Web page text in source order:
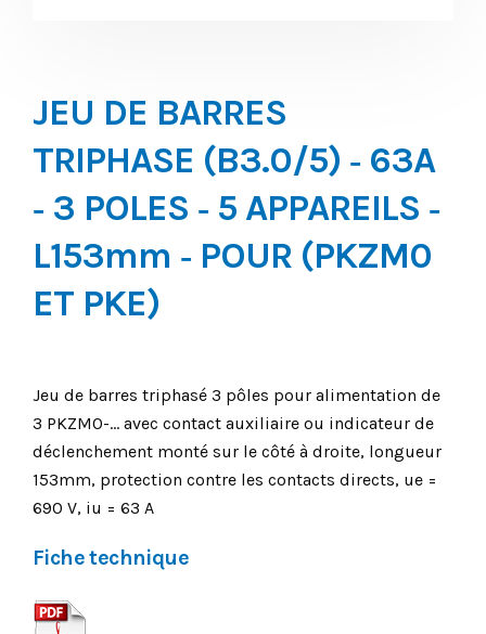
JEU DE BARRES
TRIPHASE (B3.0/5) ‐ 63A
‐ 3 POLES ‐ 5 APPAREILS ‐
L153mm ‐ POUR (PKZM0
ET PKE)
Jeu de barres triphasé 3 pôles pour alimentation de
3 PKZM0-… avec contact auxiliaire ou indicateur de
déclenchement monté sur le côté à droite, longueur
153mm, protection contre les contacts directs, ue =
690 V, iu = 63 A
Fiche technique